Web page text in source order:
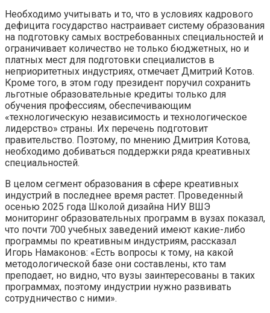
Необходимо учитывать и то, что в условиях кадрового
дефицита государство настраивает систему образования
на подготовку самых востребованных специальностей и
ограничивает количество не только бюджетных, но и
платных мест для подготовки специалистов в
неприоритетных индустриях, отмечает Дмитрий Котов.
Кроме того, в этом году президент поручил сохранить
льготные образовательные кредиты только для
обучения профессиям, обеспечивающим
«технологическую независимость и технологическое
лидерство» страны. Их перечень подготовит
правительство. Поэтому, по мнению Дмитрия Котова,
необходимо добиваться поддержки ряда креативных
специальностей.
В целом сегмент образования в сфере креативных
индустрий в последнее время растет. Проведенный
осенью 2025 года Школой дизайна НИУ ВШЭ
мониторинг образовательных программ в вузах показал,
что почти 700 учебных заведений имеют какие-либо
программы по креативным индустриям, рассказал
Игорь Намаконов: «Есть вопросы к тому, на какой
методологической базе они составлены, кто там
преподает, но видно, что вузы заинтересованы в таких
программах, поэтому индустрии нужно развивать
сотрудничество с ними».